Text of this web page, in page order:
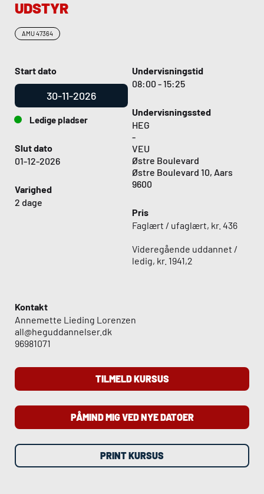
UDSTYR
AMU47364
Start dato
30-11-2026
Ledige pladser
Slut dato
01-12-2026
Varighed
2 dage
Undervisningstid
08:00 - 15:25
Undervisningssted
HEG
-
VEU
Østre Boulevard
Østre Boulevard 10, Aars
9600
Pris
Faglært / ufaglært, kr. 436
Videregående uddannet /
ledig, kr. 1941,2
TILMELD KURSUS
PÅMIND MIG VED NYE DATOER
PRINT KURSUS
Kontakt
Annemette Lieding Lorenzen
all@heguddannelser.dk
96981071